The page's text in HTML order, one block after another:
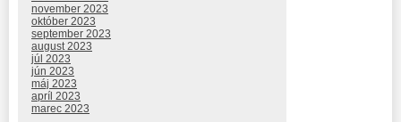
november 2023
október 2023
september 2023
august 2023
júl 2023
jún 2023
máj 2023
apríl 2023
marec 2023